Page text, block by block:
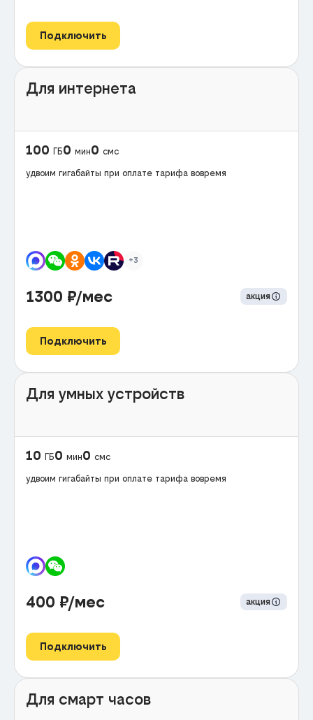
Подключить
Для интернета
100 ГБ0 мин0 смс
удвоим гигабайты при оплате тарифа вовремя
+3
1300 ₽/мес акция
Подключить
Для умных устройств
10 ГБ0 мин0 смс
удвоим гигабайты при оплате тарифа вовремя
400 ₽/мес акция
Подключить
Для смарт часов